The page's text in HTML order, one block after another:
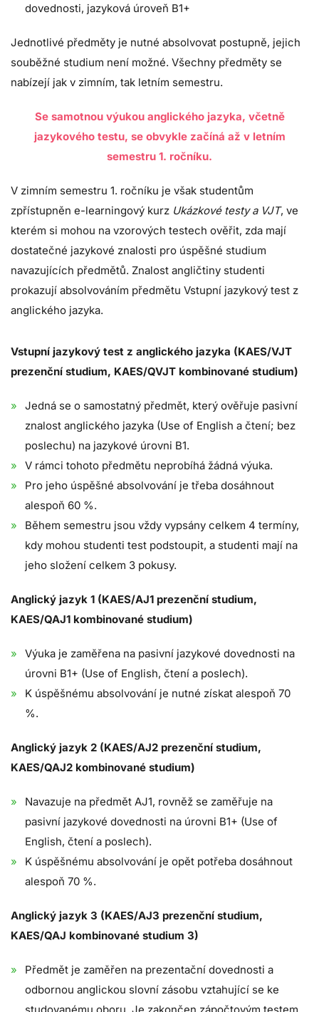
dovednosti, jazyková úroveň B1+
Jednotlivé předměty je nutné absolvovat postupně, jejich
souběžné studium není možné. Všechny předměty se
nabízejí jak v zimním, tak letním semestru.
Se samotnou výukou anglického jazyka, včetně
jazykového testu, se obvykle začíná až v letním
semestru 1. ročníku.
V zimním semestru 1. ročníku je však studentům
zpřístupněn e-learningový kurz Ukázkové testy a VJT, ve
kterém si mohou na vzorových testech ověřit, zda mají
dostatečné jazykové znalosti pro úspěšné studium
navazujících předmětů. Znalost angličtiny studenti
prokazují absolvováním předmětu Vstupní jazykový test z
anglického jazyka.
Vstupní jazykový test z anglického jazyka (KAES/VJT
prezenční studium, KAES/QVJT kombinované studium)
Jedná se o samostatný předmět, který ověřuje pasivní
znalost anglického jazyka (Use of English a čtení; bez
poslechu) na jazykové úrovni B1.
V rámci tohoto předmětu neprobíhá žádná výuka.
Pro jeho úspěšné absolvování je třeba dosáhnout
alespoň 60 %.
Během semestru jsou vždy vypsány celkem 4 termíny,
kdy mohou studenti test podstoupit, a studenti mají na
jeho složení celkem 3 pokusy.
Anglický jazyk 1 (KAES/AJ1 prezenční studium,
KAES/QAJ1 kombinované studium)
Výuka je zaměřena na pasivní jazykové dovednosti na
úrovni B1+ (Use of English, čtení a poslech).
K úspěšnému absolvování je nutné získat alespoň 70
%.
Anglický jazyk 2 (KAES/AJ2 prezenční studium,
KAES/QAJ2 kombinované studium)
Navazuje na předmět AJ1, rovněž se zaměřuje na
pasivní jazykové dovednosti na úrovni B1+ (Use of
English, čtení a poslech).
K úspěšnému absolvování je opět potřeba dosáhnout
alespoň 70 %.
Anglický jazyk 3 (KAES/AJ3 prezenční studium,
KAES/QAJ kombinované studium 3)
Předmět je zaměřen na prezentační dovednosti a
odbornou anglickou slovní zásobu vztahující se ke